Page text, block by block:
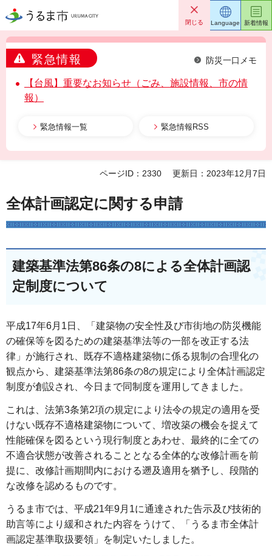
うるま市 閉じる
緊急情報 防災一口メモ
【台風】重要なお知らせ（ごみ、施設情報、市の情
報）
緊急情報一覧 緊急情報RSS
Language 新着情報
ページID：2330 更新日：2023年12月7日
全体計画認定に関する申請
建築基準法第86条の8による全体計画認
定制度について
平成17年6月1日、「建築物の安全性及び市街地の防災機能
の確保等を図るための建築基準法等の一部を改正する法
律」が施行され、既存不適格建築物に係る規制の合理化の
観点から、建築基準法第86条の8の規定により全体計画認定
制度が創設され、今日まで同制度を運用してきました。
これは、法第3条第2項の規定により法令の規定の適用を受
けない既存不適格建築物について、増改築の機会を捉えて
性能確保を図るという現行制度とあわせ、最終的に全ての
不適合状態が改善されることとなる全体的な改修計画を前
提に、改修計画期間内における遡及適用を猶予し、段階的
な改修を認めるものです。
うるま市では、平成21年9月1に通達された告示及び技術的
助言等により緩和された内容をうけて、「うるま市全体計
画認定基準取扱要領」を制定いたしました。